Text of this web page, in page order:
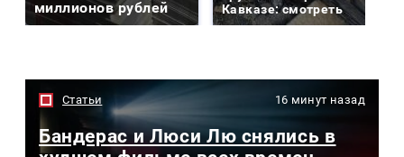
миллионов рублей
Кавказе: смотреть
Статьи 16 минут назад
Бандерас и Люси Лю снялись в